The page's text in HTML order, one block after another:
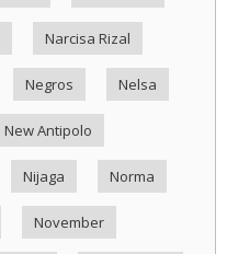
Narcisa Rizal
Negros Nelsa
New Antipolo
Nijaga Norma
November